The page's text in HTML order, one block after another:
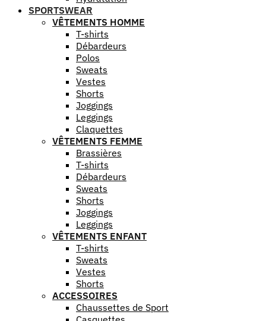
SPORTSWEAR
VÊTEMENTS HOMME
T-shirts
Débardeurs
Polos
Sweats
Vestes
Shorts
Joggings
Leggings
Claquettes
VÊTEMENTS FEMME
Brassières
T-shirts
Débardeurs
Sweats
Shorts
Joggings
Leggings
VÊTEMENTS ENFANT
T-shirts
Sweats
Vestes
Shorts
ACCESSOIRES
Chaussettes de Sport